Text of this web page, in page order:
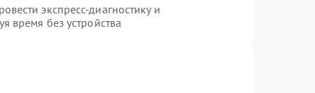
экспресс-диагностику и
время без устройства